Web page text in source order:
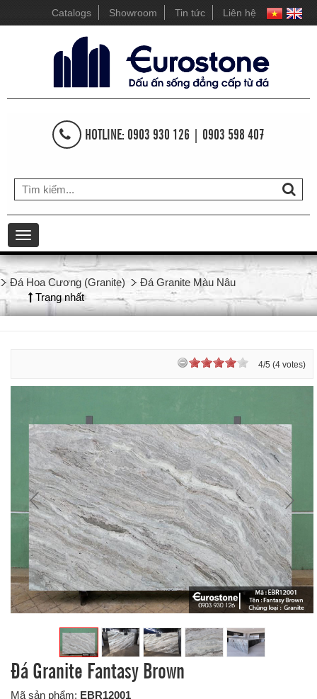
Catalogs Showroom Tin tức Liên hệ
HOTLINE: 0903 930 126 | 0903 598 407
Toggle
navigation
Đá Hoa Cương (Granite)
Đá Granite Màu Nâu
Trang nhất
4/5 (4 votes)
Đá Granite Fantasy Brown
Mã sản phẩm: EBR12001